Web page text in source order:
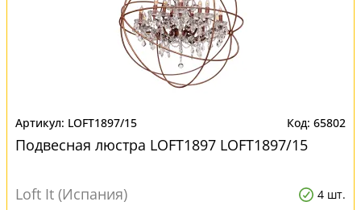
LOFT1897/15 65802
Подвесная люстра LOFT1897 LOFT1897/15
Loft It (Испания) 4 шт.